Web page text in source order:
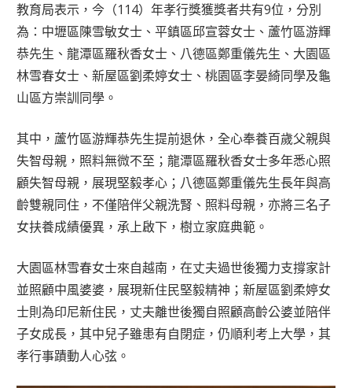
教育局表示，今（114）年孝行獎獲獎者共有9位，分別
為：中壢區陳雪敏女士、平鎮區邱宣蓉女士、蘆竹區游輝
恭先生、龍潭區羅秋香女士、八德區鄭重儀先生、大園區
林雪春女士、新屋區劉柔婷女士、桃園區李晏綺同學及龜
山區方崇訓同學。
其中，蘆竹區游輝恭先生提前退休，全心奉養百歲父親與
失智母親，照料無微不至；龍潭區羅秋香女士多年悉心照
顧失智母親，展現堅毅孝心；八德區鄭重儀先生長年與高
齡雙親同住，不僅陪伴父親洗腎、照料母親，亦將三名子
女扶養成績優異，承上啟下，樹立家庭典範。
大園區林雪春女士來自越南，在丈夫過世後獨力支撐家計
並照顧中風婆婆，展現新住民堅毅精神；新屋區劉柔婷女
士則為印尼新住民，丈夫離世後獨自照顧高齡公婆並陪伴
子女成長，其中兒子雖患有自閉症，仍順利考上大學，其
孝行事蹟動人心弦。